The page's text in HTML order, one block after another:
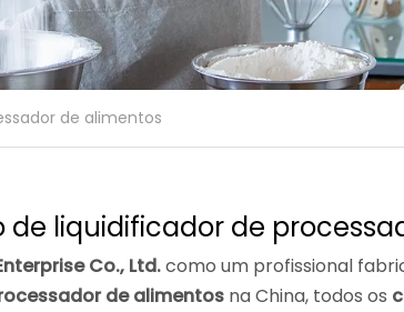
de alimentos
liquidificador de
Co., Ltd.como um profissional
de alimentos na China, todos os